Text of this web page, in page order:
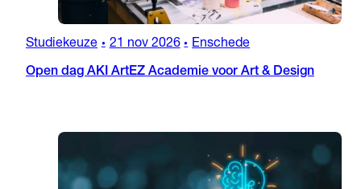
Studiekeuze • 21 nov 2026 • Enschede
Open dag AKI ArtEZ Academie voor Art & Design